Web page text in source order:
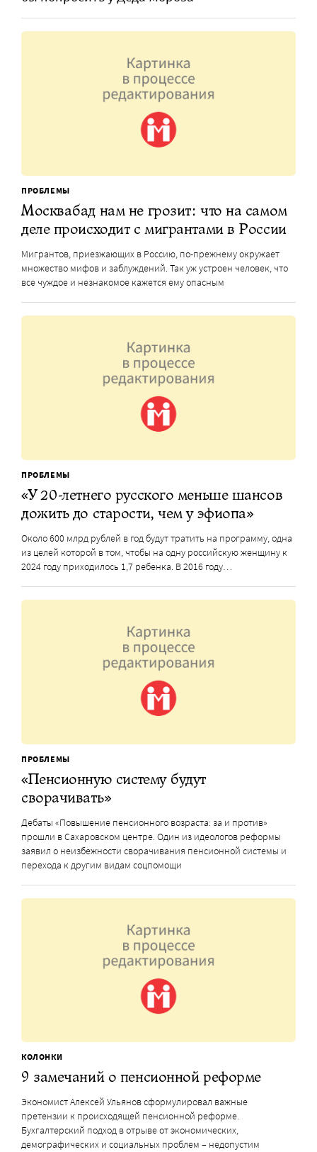
ПРОБЛЕМЫ
Москвабад нам не грозит: что на самом
деле происходит с мигрантами в России
Мигрантов, приезжающих в Россию, по-прежнему окружает
множество мифов и заблуждений. Так уж устроен человек, что
все чуждое и незнакомое кажется ему опасным
ПРОБЛЕМЫ
«У 20-летнего русского меньше шансов
дожить до старости, чем у эфиопа»
Около 600 млрд рублей в год будут тратить на программу, одна
из целей которой в том, чтобы на одну российскую женщину к
2024 году приходилось 1,7 ребенка. В 2016 году…
ПРОБЛЕМЫ
«Пенсионную систему будут
сворачивать»
Дебаты «Повышение пенсионного возраста: за и против»
прошли в Сахаровском центре. Один из идеологов реформы
заявил о неизбежности сворачивания пенсионной системы и
перехода к другим видам соцпомощи
КОЛОНКИ
9 замечаний о пенсионной реформе
Экономист Алексей Ульянов сформулировал важные
претензии к происходящей пенсионной реформе.
Бухгалтерский подход в отрыве от экономических,
демографических и социальных проблем – недопустим